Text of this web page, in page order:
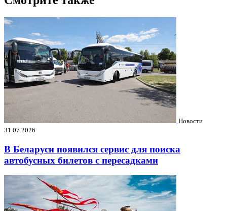
Новости
31.07.2026
В Беларуси появился сервис для поиска
автобусных билетов с пересадками